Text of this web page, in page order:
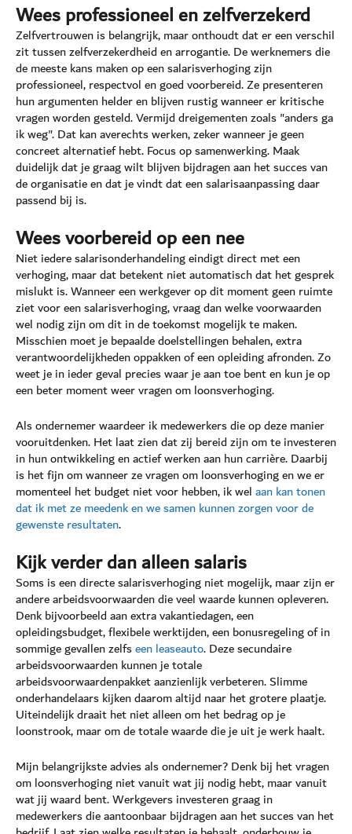
Wees professioneel en zelfverzekerd
Zelfvertrouwen is belangrijk, maar onthoudt dat er een verschil
zit tussen zelfverzekerdheid en arrogantie. De werknemers die
de meeste kans maken op een salarisverhoging zijn
professioneel, respectvol en goed voorbereid. Ze presenteren
hun argumenten helder en blijven rustig wanneer er kritische
vragen worden gesteld. Vermijd dreigementen zoals "anders ga
ik weg". Dat kan averechts werken, zeker wanneer je geen
concreet alternatief hebt. Focus op samenwerking. Maak
duidelijk dat je graag wilt blijven bijdragen aan het succes van
de organisatie en dat je vindt dat een salarisaanpassing daar
passend bij is.
Wees voorbereid op een nee
Niet iedere salarisonderhandeling eindigt direct met een
verhoging, maar dat betekent niet automatisch dat het gesprek
mislukt is. Wanneer een werkgever op dit moment geen ruimte
ziet voor een salarisverhoging, vraag dan welke voorwaarden
wel nodig zijn om dit in de toekomst mogelijk te maken.
Misschien moet je bepaalde doelstellingen behalen, extra
verantwoordelijkheden oppakken of een opleiding afronden. Zo
weet je in ieder geval precies waar je aan toe bent en kun je op
een beter moment weer vragen om loonsverhoging.
Als ondernemer waardeer ik medewerkers die op deze manier
vooruitdenken. Het laat zien dat zij bereid zijn om te investeren
in hun ontwikkeling en actief werken aan hun carrière. Daarbij
is het fijn om wanneer ze vragen om loonsverhoging en we er
momenteel het budget niet voor hebben, ik welaan kan tonen
dat ik met ze meedenk en we samen kunnen zorgen voor de
gewenste resultaten.
Kijk verder dan alleen salaris
Soms is een directe salarisverhoging niet mogelijk, maar zijn er
andere arbeidsvoorwaarden die veel waarde kunnen opleveren.
Denk bijvoorbeeld aan extra vakantiedagen, een
opleidingsbudget, flexibele werktijden, een bonusregeling of in
sommige gevallen zelfseen leaseauto. Deze secundaire
arbeidsvoorwaarden kunnen je totale
arbeidsvoorwaardenpakket aanzienlijk verbeteren. Slimme
onderhandelaars kijken daarom altijd naar het grotere plaatje.
Uiteindelijk draait het niet alleen om het bedrag op je
loonstrook, maar om de totale waarde die je uit je werk haalt.
Mijn belangrijkste advies als ondernemer? Denk bij het vragen
om loonsverhoging niet vanuit wat jij nodig hebt, maar vanuit
wat jij waard bent. Werkgevers investeren graag in
medewerkers die aantoonbaar bijdragen aan het succes van het